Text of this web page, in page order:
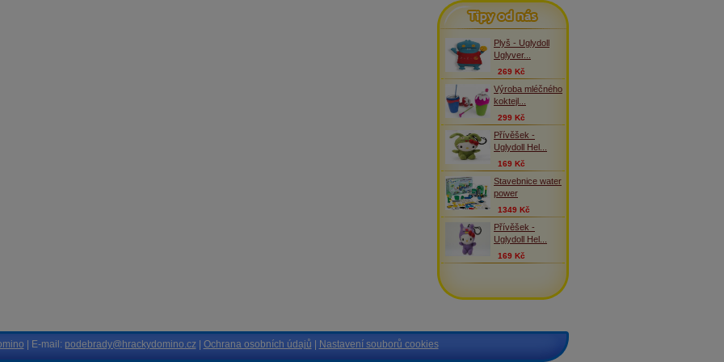
Tipy od nás
Plyš - Uglydoll
Uglyver...
269 Kč
Výroba mléčného
koktejl...
299 Kč
Přívěšek -
Uglydoll Hel...
169 Kč
Stavebnice water
power
1349 Kč
Přívěšek -
Uglydoll Hel...
169 Kč
| E-mail: podebrady@hrackydomino.cz| Ochrana osobních údajů Nastavení souborů cookies